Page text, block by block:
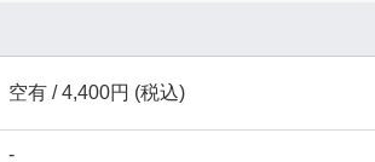
空有 / 4,400円 (税込)
-